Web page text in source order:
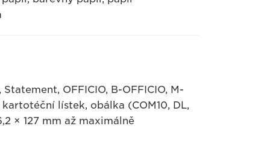
OFFICIO, B-OFFICIO, M-
kartotéční lístek, obálka (COM10, DL,
× 127 mm až maximálně